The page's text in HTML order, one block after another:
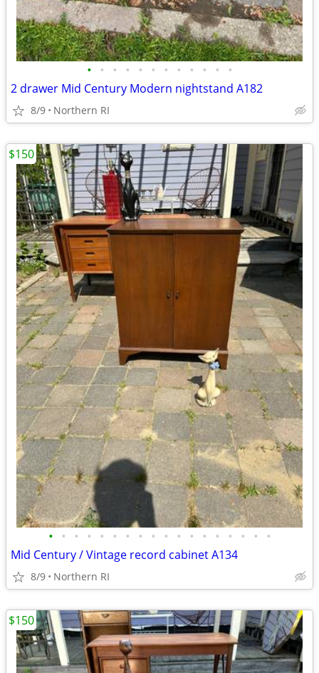
• • • • • • • • • • • •
2 drawer Mid Century Modern nightstand A182
8/9 Northern RI
• • • • • • • • • • • • • • • • • •
Mid Century / Vintage record cabinet A134
8/9 Northern RI
$150
$150